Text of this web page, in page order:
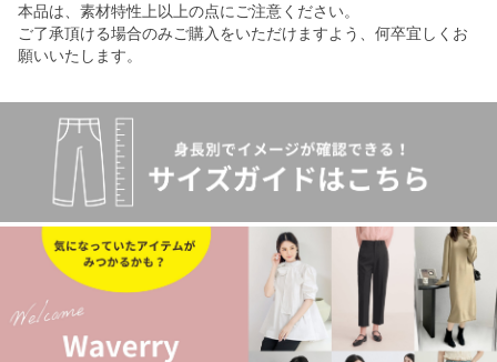
本品は、素材特性上以上の点にご注意ください。
ご了承頂ける場合のみご購入をいただけますよう、何卒宜しくお
願いいたします。